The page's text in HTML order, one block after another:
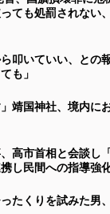
ても処罰されない
叩いていい、との
も」
」靖国神社、境内に
、高市首相と会談し
し民間への指導強
たくりを試みた男